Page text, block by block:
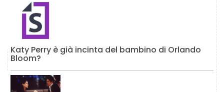
Katy Perry è già incinta del bambino di Orlando
Bloom?